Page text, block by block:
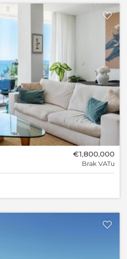
€1,800,000
Brak VATu